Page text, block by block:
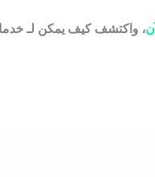
، واكتشف كيف يمكن لـ